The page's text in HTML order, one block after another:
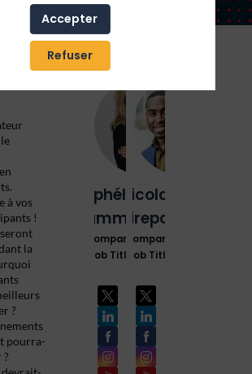
à vos
!
la
?
pourra-
OS
Ophélie
Summer
Company
Job Title
NM
Nicolas
Mirepoix
Company
Job Title
Accepter
Refuser